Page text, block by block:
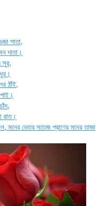
পাতা,
দাতা।
সুর,
ঠাঁই,
রাত।
মনের ভেতর সতেজ প্রাণের মনের তাজা